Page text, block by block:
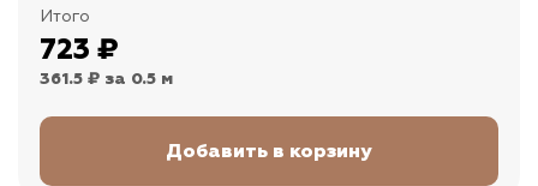
Итого
723 ₽
361.5 ₽ за 0.5 м